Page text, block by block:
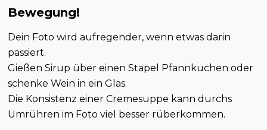
Bewegung!
Dein Foto wird aufregender, wenn etwas darin
passiert.
Gießen Sirup über einen Stapel Pfannkuchen oder
schenke Wein in ein Glas.
Die Konsistenz einer Cremesuppe kann durchs
Umrühren im Foto viel besser rüberkommen.